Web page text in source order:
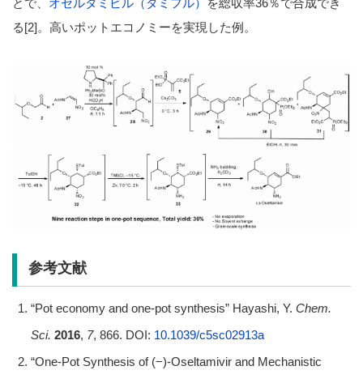
とで、 オセルタミビル（タミフル）
を総収率36％で合成でき
る[2]。高いポットエコノミーを実現した例。
参考文献
“Pot economy and one-pot synthesis” Hayashi, Y. Chem.
Sci. 2016, 7, 866. DOI: 10.1039/c5sc02913a
“One-Pot Synthesis of (−)-Oseltamivir and Mechanistic